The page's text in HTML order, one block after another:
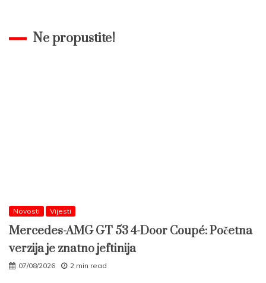
Ne propustite!
Novosti Vijesti
Mercedes-AMG GT 53 4-Door Coupé: Početna
verzija je znatno jeftinija
07/08/2026 2 min read